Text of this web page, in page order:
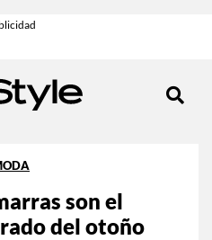
son el
del otoño